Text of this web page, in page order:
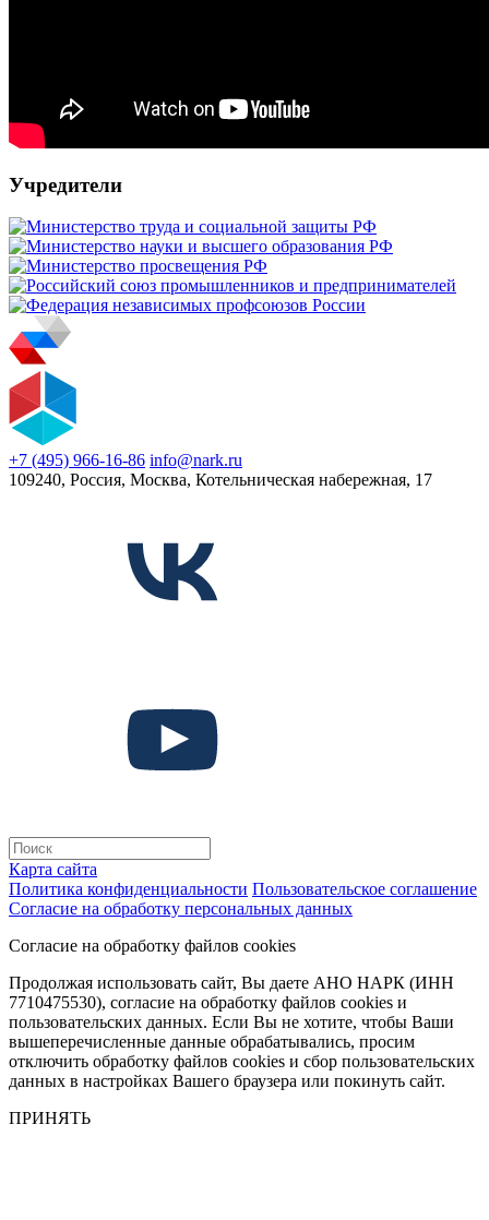
Учредители
+7 (495) 966-16-86 info@nark.ru
109240, Россия, Москва, Котельническая набережная, 17
Карта сайта
Политика конфиденциальности Пользовательское соглашение
Согласие на обработку персональных данных
Согласие на обработку файлов cookies
Продолжая использовать сайт, Вы даете АНО НАРК (ИНН
7710475530), согласие на обработку файлов cookies и
пользовательских данных. Если Вы не хотите, чтобы Ваши
вышеперечисленные данные обрабатывались, просим
отключить обработку файлов cookies и сбор пользовательских
данных в настройках Вашего браузера или покинуть сайт.
ПРИНЯТЬ